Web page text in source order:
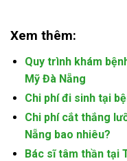
Xem thêm:
Quy trình khám
Mỹ Đà Nẵng
Chi phí đi sinh tại
Chi phí cắt thắng
Nẵng bao nhiêu?
Bác sĩ tâm thần tại